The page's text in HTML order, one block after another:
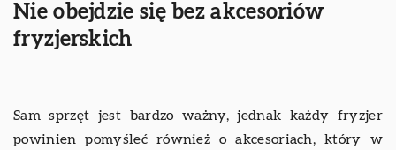
Nie obejdzie się bez akcesoriów
fryzjerskich
Sam sprzęt jest bardzo ważny, jednak każdy fryzjer
powinien pomyśleć również o akcesoriach, który w